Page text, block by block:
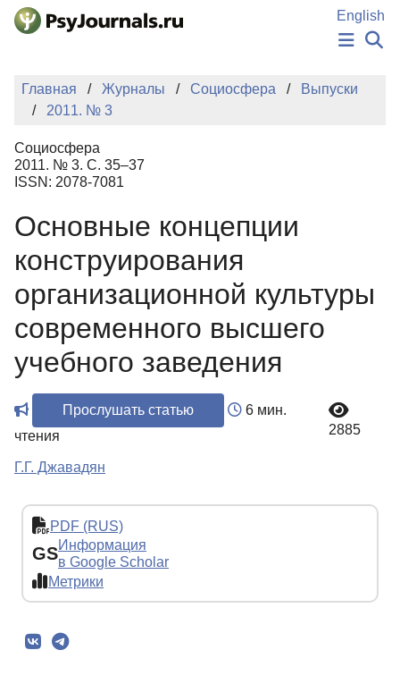
Перейти к основному содержанию
English
НОВОСТИ
Главная Журналы Социосфера
Выпуски
2011. № 3
Социосфера
2011. № 3. С. 35–37
ISSN: 2078-7081
Основные концепции
конструирования
организационной культуры
современного высшего
учебного заведения
Прослушать статью
6 мин.
чтения
2885
Г.Г. Джавадян
PDF (RUS)
GSИнформация
в Google Scholar
Метрики